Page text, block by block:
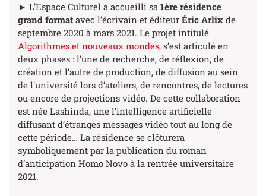
► L’Espace Culturel a accueilli sa 1ère résidence
grand format avec l’écrivain et éditeur Éric Arlix de
septembre 2020 à mars 2021. Le projet intitulé
Algorithmes et nouveaux mondes, s’est articulé en
deux phases : l’une de recherche, de réflexion, de
création et l’autre de production, de diffusion au sein
de l'université lors d’ateliers, de rencontres, de lectures
ou encore de projections vidéo. De cette collaboration
est née Lashinda, une l’intelligence artificielle
diffusant d’étranges messages vidéo tout au long de
cette période… La résidence se clôturera
symboliquement par la publication du roman
d’anticipation Homo Novo à la rentrée universitaire
2021.